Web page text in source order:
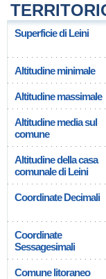
Superficie di Leini
Altitudine minimale
Altitudine massimale
Altitudine media sul
comune
Altitudine della casa
comunale di Leini
Coordinate Decimali
Coordinate
Sessagesimali
Comune litoraneo